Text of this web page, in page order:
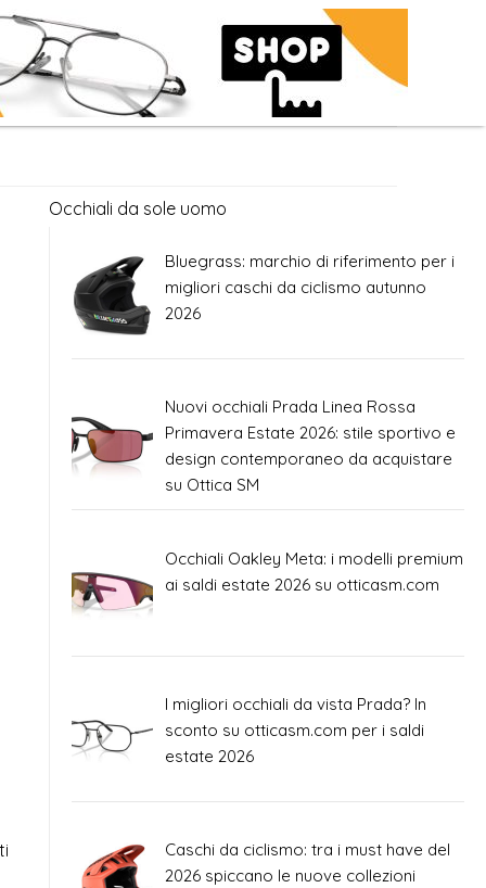
Occhiali da sole uomo
Bluegrass: marchio di riferimento per i
migliori caschi da ciclismo autunno
2026
Nuovi occhiali Prada Linea Rossa
Primavera Estate 2026: stile sportivo e
design contemporaneo da acquistare
su Ottica SM
Occhiali Oakley Meta: i modelli premium
ai saldi estate 2026 su otticasm.com
I migliori occhiali da vista Prada? In
sconto su otticasm.com per i saldi
estate 2026
Caschi da ciclismo: tra i must have del
2026 spiccano le nuove collezioni